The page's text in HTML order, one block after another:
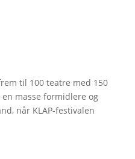
til 100 teatre med 150
masse formidlere og
når KLAP-festivalen